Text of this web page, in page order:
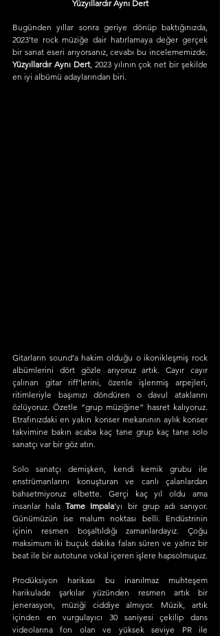
Yüzyıllardır Aynı Dert
Bugünden yıllar sonra geriye dönüp baktığınızda,
2023’te rock müziğe dair hatırlamaya değer gerçek
Yüzyıllardır Aynı Dert, 2023 yılının çok net bir şekilde
en iyi albümü adaylarından biri.
Gitarların sound’a hakim olduğu o ikonikleşmiş rock
albümlerini dört gözle arıyoruz artık. Cayır cayır
çalınan gitar riff’lerini, özenle işlenmiş arpejleri,
ritimleriyle başımızı döndüren o davul ataklarını
özlüyoruz. Özetle “grup müziğine” hasret kalıyoruz.
Etrafınızdaki en yakın konser mekanının aylık konser
takvimine bakın acaba kaç tane grup kaç tane solo
sanatçı var bir göz atın.
Solo sanatçı demişken, kendi kemik grubu ile
enstrümanlarını konuşturan ve canlı çalanlardan
bahsetmiyoruz elbette. Gerçi kaç yıl oldu ama
insanlar hala Tame Impala’yı bir grup adı sanıyor.
Günümüzün ise malum noktası belli. Endüstrinin
içinin resmen boşaltıldığı zamanlardayız. Çoğu
maksimum iki buçuk dakika falan süren ve yalnız bir
beat ile bir autotune vokal içeren işlere hapsolmuşuz.
Prodüksiyon harikası bu inanılmaz muhteşem
harikulade şarkılar yüzünden resmen artık bir
jenerasyon, müziği ciddiye almıyor. Müzik, artık
içinden en vurgulayıcı 30 saniyesi çekilip dans
videolarına fon olan ve yüksek seviye PR ile